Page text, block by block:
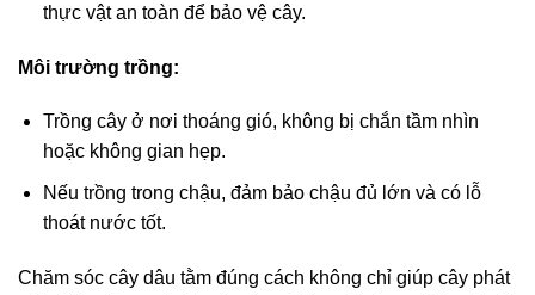
thực vật an toàn để bảo vệ cây.
Môi trường trồng:
Trồng cây ở nơi thoáng gió, không bị chắn tầm nhìn
hoặc không gian hẹp.
Nếu trồng trong chậu, đảm bảo chậu đủ lớn và có lỗ
thoát nước tốt.
Chăm sóc cây dâu tằm đúng cách không chỉ giúp cây phát